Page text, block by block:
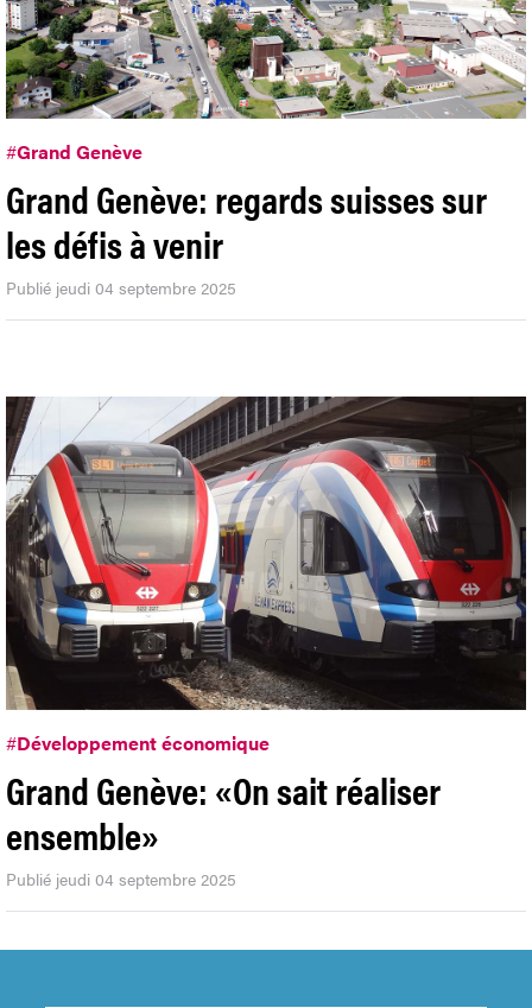
#Grand Genève
Grand Genève: regards suisses sur
les défis à venir
Publié jeudi 04 septembre 2025
#Développement économique
Grand Genève: «On sait réaliser
ensemble»
Publié jeudi 04 septembre 2025